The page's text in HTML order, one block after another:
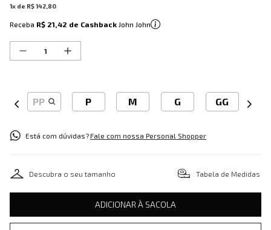
1x de R$142 80
Receba R$ 21,42 de Cashback John John
PP P M G GG
Está com dúvidas?Fale com nossa Personal Shopper
Descubra o seu tamanho Tabela de Medidas
ADICIONAR À SACOLA